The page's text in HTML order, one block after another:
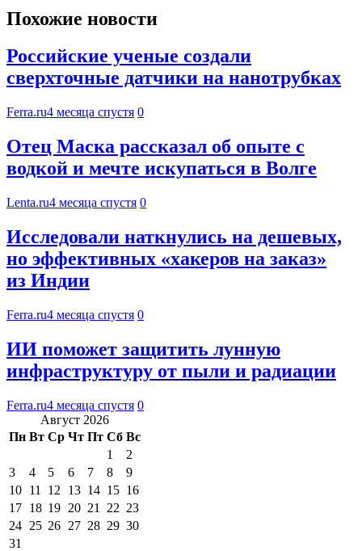
Похожие новости
Российские ученые создали
сверхточные датчики на нанотрубках
Ferra.ru4 месяца спустя 0
Отец Маска рассказал об опыте с
водкой и мечте искупаться в Волге
Lenta.ru4 месяца спустя 0
Исследовали наткнулись на дешевых,
но эффективных «хакеров на заказ»
из Индии
Ferra.ru4 месяца спустя 0
ИИ поможет защитить лунную
инфраструктуру от пыли и радиации
Ferra.ru4 месяца спустя 0
Август 2026
Пн Вт Ср Чт Пт Сб Вс
1
2
3
4 5 6 7 8
9
10 11 12 13 14 15 16
17 18 19 20 21 22 23
24 25 26 27 28 29 30
31